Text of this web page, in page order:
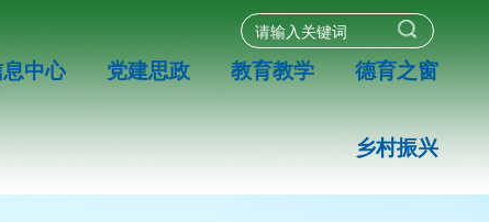
中心 党建思政 教育教学 德育之窗
乡村振兴